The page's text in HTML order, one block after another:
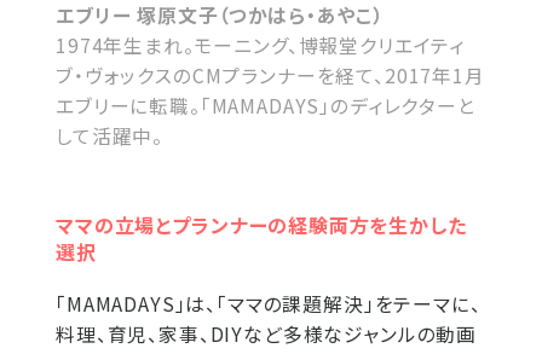
エブリー 塚原文子（つかはら・あやこ）
1974年生まれ。モーニング、博報堂クリエイティ
ブ・ヴォックスのCMプランナーを経て、2017年1月
エブリーに転職。「MAMADAYS」のディレクターと
して活躍中。
ママの立場とプランナーの経験両方を生かした
選択
「MAMADAYS」は、「ママの課題解決」をテーマに、
料理、育児、家事、DIYなど多様なジャンルの動画